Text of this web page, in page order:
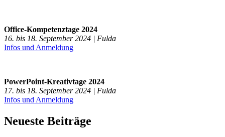
Office-Kompetenztage 2024
16. bis 18. September 2024 | Fulda
Infos und Anmeldung
PowerPoint-Kreativtage 2024
17. bis 18. September 2024 | Fulda
Infos und Anmeldung
Neueste Beiträge